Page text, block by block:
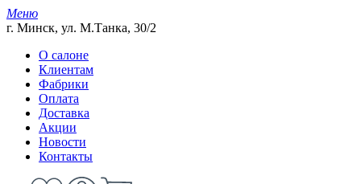
Меню
г. Минск, ул. М.Танка, 30/2
О салоне
Клиентам
Фабрики
Оплата
Доставка
Акции
Новости
Контакты